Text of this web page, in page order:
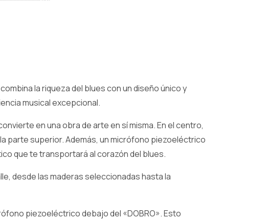
la riqueza del blues con un diseño único y
musical excepcional.
en una obra de arte en sí misma. En el centro,
parte superior. Además, un micrófono piezoeléctrico
que te transportará al corazón del blues.
desde las maderas seleccionadas hasta la
piezoeléctrico debajo del «DOBRO». Esto